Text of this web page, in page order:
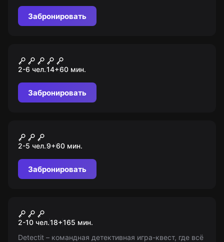
Забронировать
Охотники за привидениями
2-6 чел.14+60 мин.
Забронировать
Алиса в Стране чудес
2-5 чел.9+60 мин.
Забронировать
Detectit
2-10 чел.18+165 мин.
Detectit – командная детективная игра-квест, где всё